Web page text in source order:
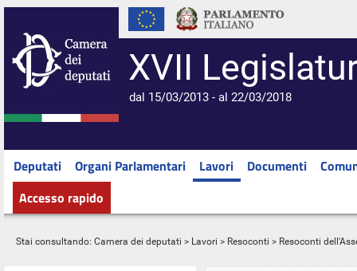
XVII
dal 15/03/2013 - al 22/03/2018
Deputati Organi Parlamentari Lavori Documenti
Accesso rapido
Stai consultando: Camera dei deputati > Lavori > Resoconti > Resoconti